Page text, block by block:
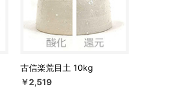
古信楽荒目土 10kg
￥2,519